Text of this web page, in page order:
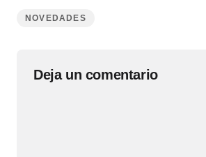
NOVEDADES
Deja un comentario